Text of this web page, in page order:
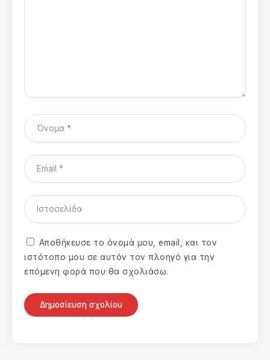
Αποθήκευσε το όνομά μου, email, και τον
ιστότοπο μου σε αυτόν τον πλοηγό για την
επόμενη φορά που θα σχολιάσω.